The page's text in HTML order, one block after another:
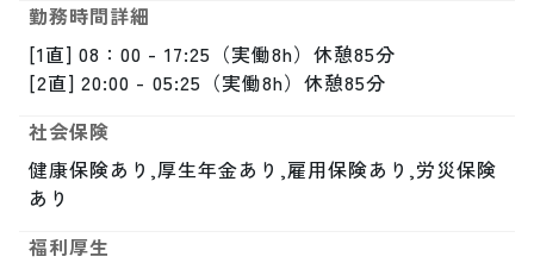
勤務時間詳細
[1直] 08：00 - 17:25（実働8h）休憩85分
[2直] 20:00 - 05:25（実働8h）休憩85分
社会保険
健康保険あり,厚生年金あり,雇用保険あり,労災保険
あり
福利厚生